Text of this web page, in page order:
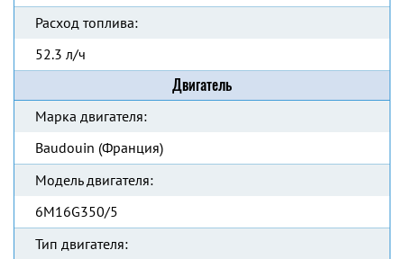
Расход топлива:
52.3 л/ч
Двигатель
Марка двигателя:
Baudouin (Франция)
Модель двигателя:
6M16G350/5
Тип двигателя: